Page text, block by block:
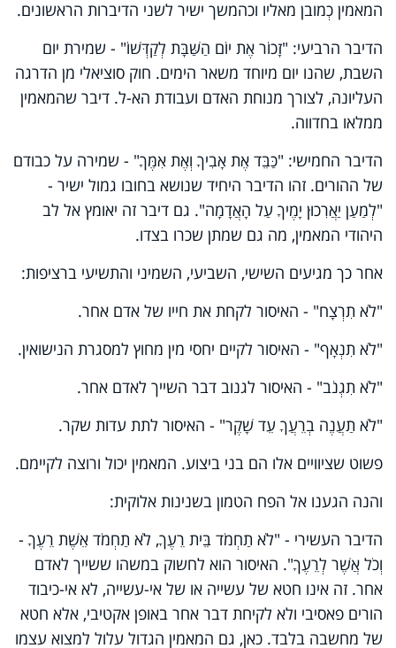
המאמין כְמובן מאליו וכהמשך ישיר לשני הדיברות הראשונים.
הדיבר הרביעי: "זָכוֹר אֶת יוֹם הַשַּׁבָּת לְקַדְּשׁוֹ" - שמירת יום
השבת, שהנו יום מיוחד משאר הימים. חוק סוציאלי מן הדרגה
העליונה, לצורך מנוחת האדם ועבודת הא-ל. דיבר שהמאמין
ממלאו בחדווה.
הדיבר החמישי: "כַּבֵּד אֶת אָבִיךָ וְאֶת אִמֶּךָ" - שמירה על כבודם
של ההורים. זהו הדיבר היחיד שנושא בחובו גמול ישיר -
"לְמַעַן יַאֲרִכוּן יָמֶיךָ עַל הָאֲדָמָה". גם דיבר זה יאומץ אל לב
היהודי המאמין, מה גם שמתן שכרו בצדו.
אחר כך מגיעים השישי, השביעי, השמיני והתשיעי ברציפות:
"לֹא תִרְצָח" - האיסור לקחת את חייו של אדם אחר.
"לֹא תִנְאָף" - האיסור לקיים יחסי מין מחוץ למסגרת הנישואין.
"לֹא תִגְנֹב" - האיסור לגנוב דבר השייך לאדם אחר.
"לֹא תַעֲנֶה בְרֵעֲךָ עֵד שָׁקֶר" - האיסור לתת עדות שקר.
פשוט שציוויים אלו הם בני ביצוע. המאמין יכול ורוצה לקיימם.
והנה הגענו אל הפח הטמון בשנינות אלוקית:
הדיבר העשירי - "לֹא תַחְמֹד בֵּית רֵעֶךָ, לֹא תַחְמֹד אֵשֶׁת רֵעֶךָ -
וְכֹל אֲשֶׁר לְרֵעֶךָ". האיסור הוא לחשוק במשהו ששייך לאדם
אחר. זה אינו חטא של עשייה או של אי-עשייה, לא אי-כיבוד
הורים פאסיבי ולא לקיחת דבר אחר באופן אקטיבי, אלא חטא
של מחשבה בלבד. כאן, גם המאמין הגדול עלול למצוא עצמו